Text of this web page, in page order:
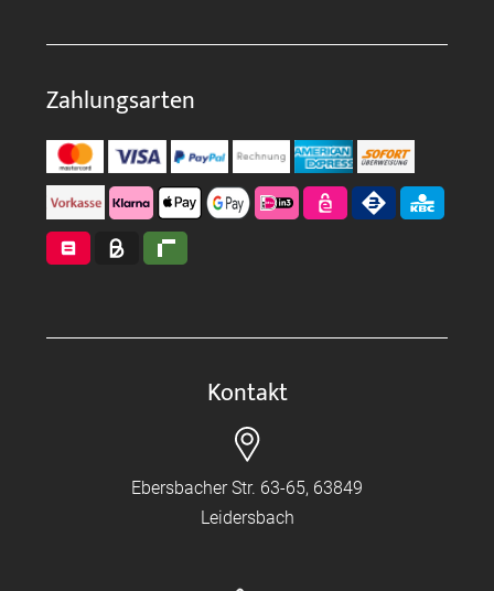
Zahlungsarten
Kontakt
Ebersbacher Str. 63-65, 63849
Leidersbach